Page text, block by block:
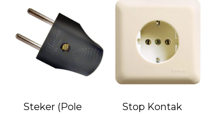
Steker (Pole
Stop Kontak